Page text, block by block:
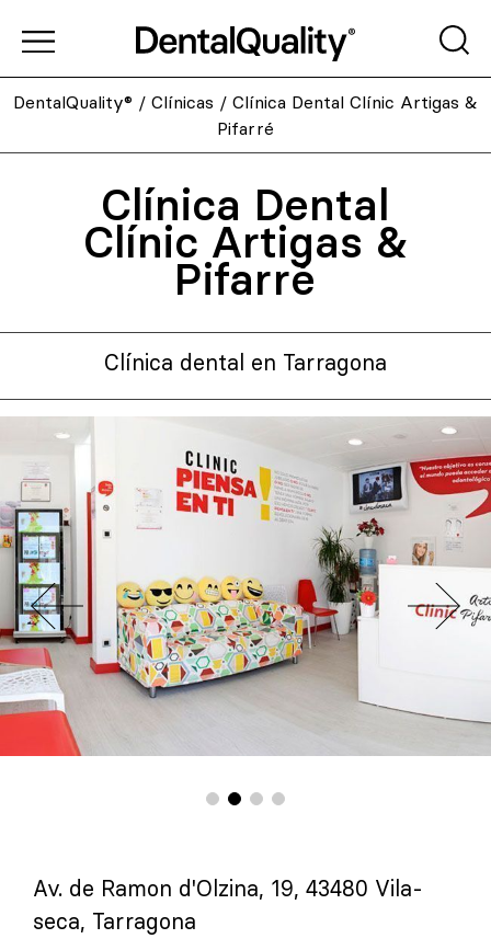
DentalQuality® / Clínicas / Clínica Dental Clínic Artigas &
Pifarré
Clínica Dental
Clínic Artigas &
Pifarré
Clínica dental en Tarragona
Av. de Ramon d'Olzina, 19, 43480 Vila-
seca, Tarragona